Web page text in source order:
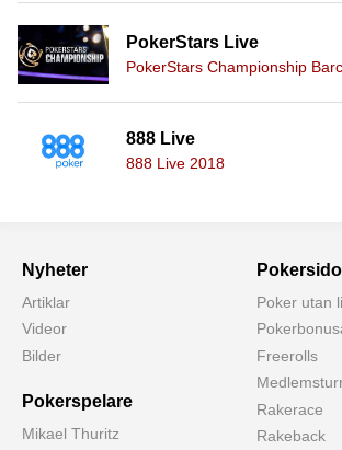
PokerStars Live
PokerStars Championship
888 Live
888 Live 2018
Nyheter
Artiklar
Videor
Bilder
Pokerspelare
Mikael Thuritz
Poker utan
Freerolls
Rakerace
Rakeback